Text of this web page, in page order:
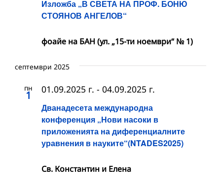
Изложба „В СВЕТА НА ПРОФ. БОНЮ
СТОЯНОВ АНГЕЛОВ“
фоайе на БАН (ул. „15-ти ноември“ № 1)
септември 2025
пн
1
Дванадесета международна
конференция „Нови насоки в
приложенията на диференциалните
уравнения в науките“(NTADES2025)
01.09.2025 г. - 04.09.2025 г.
Св. Константин и Елена